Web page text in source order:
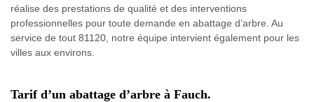
réalise des prestations de qualité et des interventions
professionnelles pour toute demande en abattage d’arbre. Au
service de tout 81120, notre équipe intervient également pour les
villes aux environs.
Tarif d’un abattage d’arbre à Fauch.